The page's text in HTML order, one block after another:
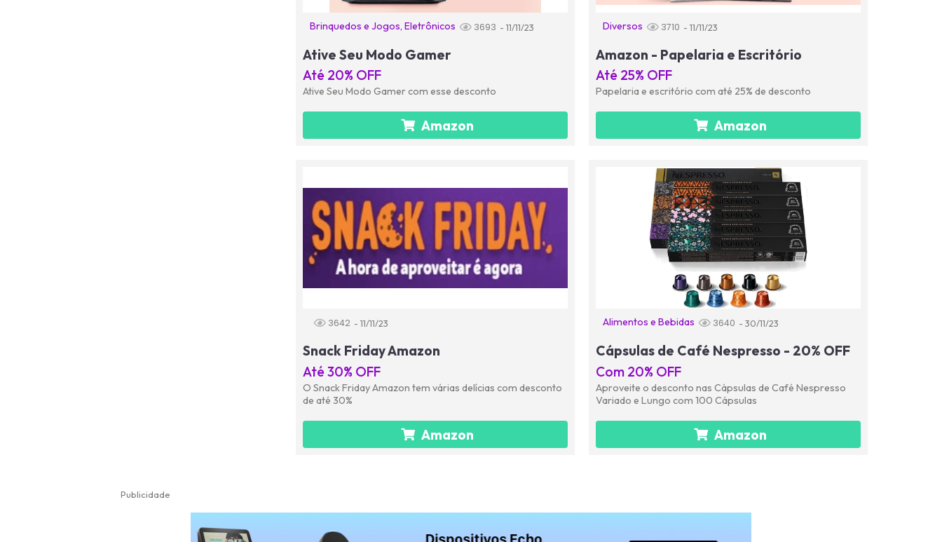
Brinquedos e Jogos, Eletrônicos 3693 - 11/11/23
Ative Seu Modo Gamer
Até 20% OFF
Ative Seu Modo Gamer com esse desconto
Amazon
Diversos 3710 - 11/11/23
Amazon - Papelaria e Escritório
Até 25% OFF
Papelaria e escritório com até 25% de desconto
Amazon
3642 - 11/11/23
Snack Friday Amazon
Até 30% OFF
O Snack Friday Amazon tem várias delícias com desconto
de até 30%
Amazon
Alimentos e Bebidas 3640 - 30/11/23
Cápsulas de Café Nespresso - 20% OFF
Com 20% OFF
Aproveite o desconto nas Cápsulas de Café Nespresso
Variado e Lungo com 100 Cápsulas
Amazon
Publicidade